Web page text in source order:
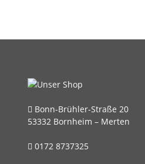
Bonn-Brühler-Straße 20
53332 Bornheim – Merten
0172 8737325